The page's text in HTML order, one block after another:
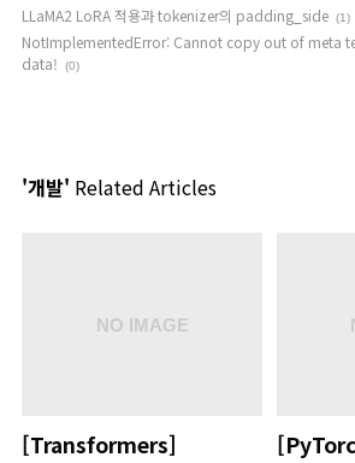
LLaMA2 LoRA 적용과 tokenizer의 padding_side (1)
NotImplementedError: Cannot copy out of meta
data!
(0)
'개발' Related Articles
[Transformers]